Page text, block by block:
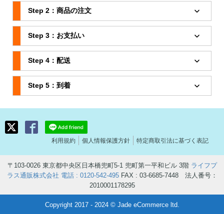
日本の「医薬品医療機器等法（薬機法）」では、承認を
受けていない医薬品の一般向け広告が禁じられていま
す。ベストお薬では同法を遵守し、お客様に安心してお
買い物いただくため、サイト上部の検索バーに商品名
（日本語名・英語名・有効成分名）をご入力ください。
該当の個別商品ページへご案内いたします。
会員登録をしていただきますと、ベストお薬で扱ってい
る商品をカテゴリー別に全て見ることができます。
Step 2：商品の注文
ご希望の商品を選択し、「買物カゴに入れる」をクリッ
クしてください。
購入商品が決まりましたら、画面右上の「買物カゴ」か
ら手続きへお進みいただけます。同一商品の複数購入や
数量の変更・削除は、買物カゴ内でいつでも行えます。
Step 3：お支払い
ご希望の商品が確定し、配送先の入力が完了しました
ら、「お支払いに進む」をクリックして決済手続きへお
進みください。
お支払い方法は、ちょコム支払い・銀行振込・コンビニ
後払い・クレジットカードからお選びいただけます。
Step 4：配送
商品代金のご入金確認後、順次発送手続きを行います。
商品は、郵便局の追跡番号付き配送でお届けします。
Step 5：到着
配達予定日などは、郵便局の追跡サービスでご確認いた
だけます。
なお、不在配達となった場合の保管期間は14日間です。
利用規約 個人情報保護方針 特定商取引法に基づく表記
〒103-0026 東京都中央区日本橋兜町5-1 兜町第一平和ビル 3階 ライフプ
ラス通販株式会社 電話 : 0120-542-495FAX : 03-6685-7448 法人番号：
2010001178295
Copyright 2017 - 2024 © Jade eCommerce ltd.